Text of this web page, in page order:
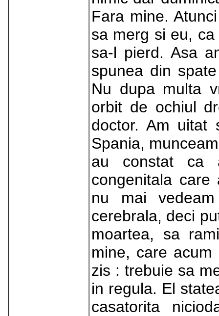
Fara mine.
sa merg si eu,
sa-l pierd. Asa
spunea din
Nu dupa multa
orbit de ochiul
doctor. Am
Spania,
au constat ca
congenitala
nu mai
cerebrala, deci
moartea, sa
mine, care
zis : trebuie sa
in regula. El
casatorita